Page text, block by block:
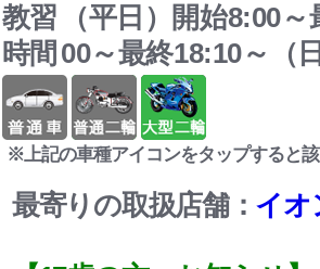
教習
時間
（平日）開始8:00
00～最終18:10～（
※上記の車種アイコンをタップすると
最寄りの取扱店舗： イオ